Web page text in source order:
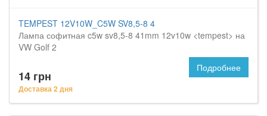
TEMPEST 12V10W_C5W SV8,5-8 4
Лампа софитная c5w sv8,5-8 41mm 12v10w <tempest> на
VW Golf 2
14 грн
Доставка 2 дня
Подробнее